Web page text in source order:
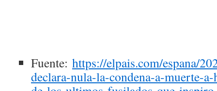
Fuente: https://elpais.com/espana/
declara-nula-la-condena-a-muerte-